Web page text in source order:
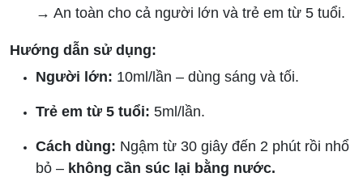
→ An toàn cho cả người lớn và trẻ em từ 5 tuổi.
Hướng dẫn sử dụng:
Người lớn: 10ml/lần – dùng sáng và tối.
Trẻ em từ 5 tuổi: 5ml/lần.
Cách dùng: Ngậm từ 30 giây đến 2 phút rồi nhổ
bỏ – không cần súc lại bằng nước.